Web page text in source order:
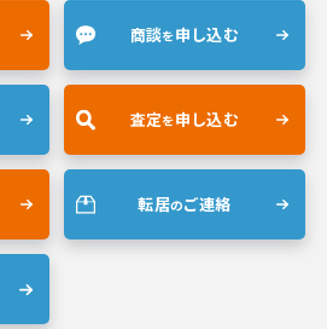
商談を申し込む
査定を申し込む
転居のご連絡